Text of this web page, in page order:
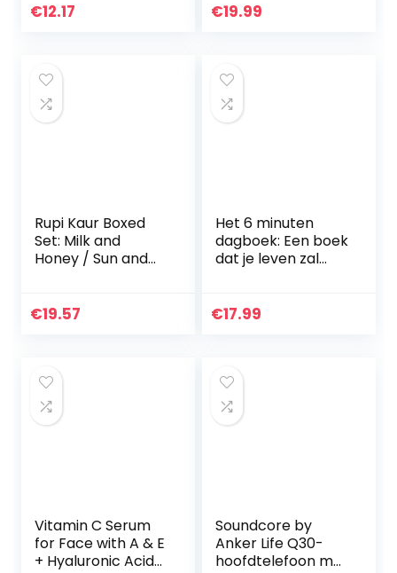
€12.17 €19.99
Rupi Kaur Boxed
Set: Milk and
Honey / Sun and
€19.57
Het 6 minuten
dagboek: Een boek
dat je leven zal
€17.99
Vitamin C Serum
for Face with A & E
+ Hyaluronic Acid
Soundcore by
Anker Life Q30-
hoofdtelefoon met